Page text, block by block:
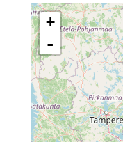
+
-